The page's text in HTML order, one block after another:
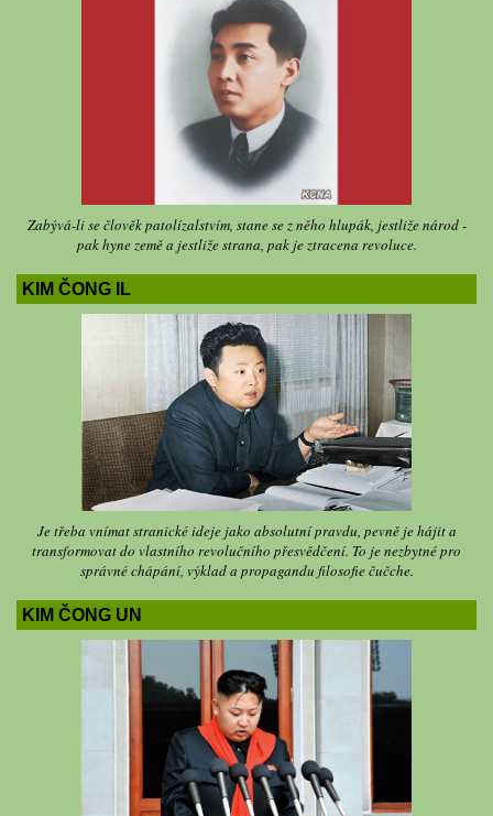
Zabývá-li se člověk patolízalstvím, stane se z něho hlupák, jestliže národ -
pak hyne země a jestliže strana, pak je ztracena revoluce.
KIM ČONG IL
Je třeba vnímat stranické ideje jako absolutní pravdu, pevně je hájit a
transformovat do vlastního revolučního přesvědčení. To je nezbytné pro
správné chápání, výklad a propagandu filosofie čučche.
KIM ČONG UN